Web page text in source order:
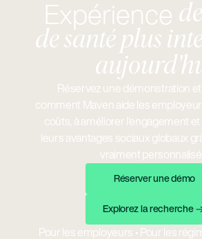
Expérience
de santé plus
Réservez une démonstration
comment Maven aide les
coûts, à améliorer l'engagement et
leurs avantages sociaux globaux
vraiment
Réserver une démo
Explorez la recherche
Pour les employeurs • Pour les